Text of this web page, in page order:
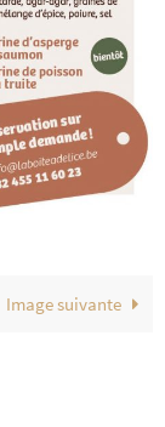
Image suivante